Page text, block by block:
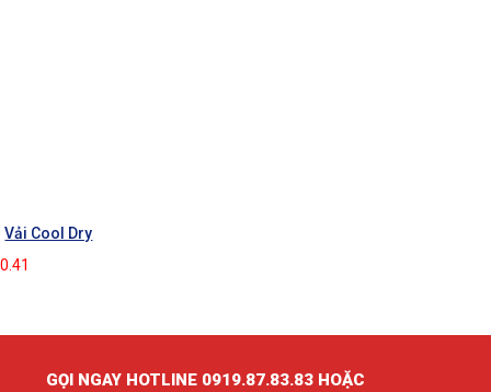
Vải Cool Dry
GỌI NGAY HOTLINE 0919.87.83.83 HOẶC